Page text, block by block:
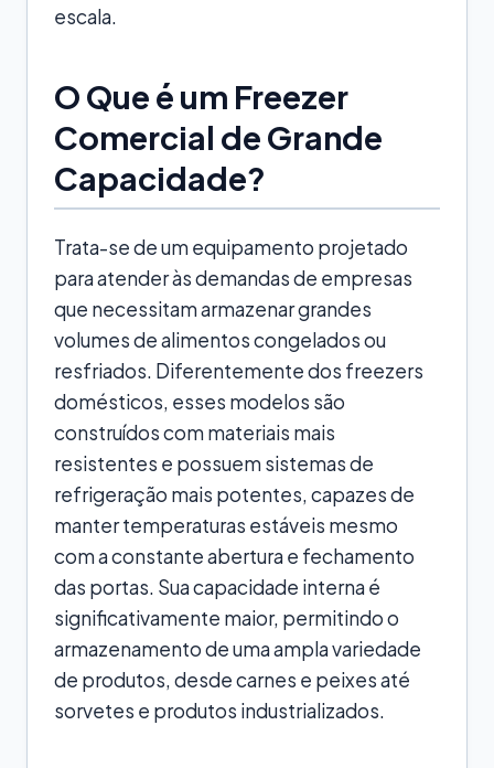
escala.
O Que é um Freezer
Comercial de Grande
Capacidade?
Trata-se de um equipamento projetado
para atender às demandas de empresas
que necessitam armazenar grandes
volumes de alimentos congelados ou
resfriados. Diferentemente dos freezers
domésticos, esses modelos são
construídos com materiais mais
resistentes e possuem sistemas de
refrigeração mais potentes, capazes de
manter temperaturas estáveis mesmo
com a constante abertura e fechamento
das portas. Sua capacidade interna é
significativamente maior, permitindo o
armazenamento de uma ampla variedade
de produtos, desde carnes e peixes até
sorvetes e produtos industrializados.